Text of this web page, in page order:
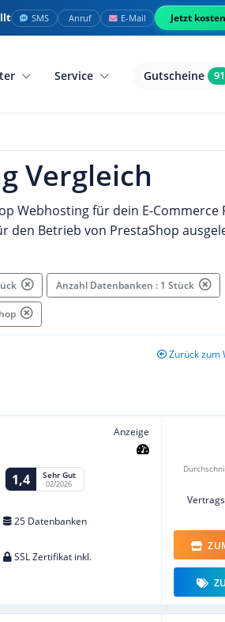
SMS Anruf E-Mail Jetzt
Service Gutscheine 91
Vergleich
Webhosting für dein E-Commerce
den Betrieb von PrestaShop
Anzahl Datenbanken : 1 Stück
Zurück zum
Anzeige
1,4 Sehr Gut
02/2026
25 Datenbanken
SSL Zertifikat inkl.